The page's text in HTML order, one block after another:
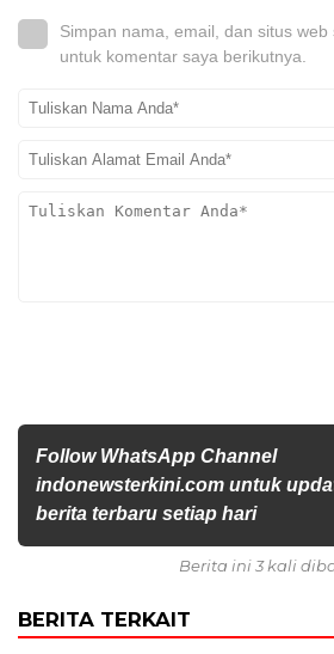
Simpan nama, email, dan situs
untuk komentar saya berikutnya.
Follow WhatsApp Channel
indonewsterkini.com untuk
berita terbaru setiap hari
Berita ini 3 kali
BERITA TERKAIT